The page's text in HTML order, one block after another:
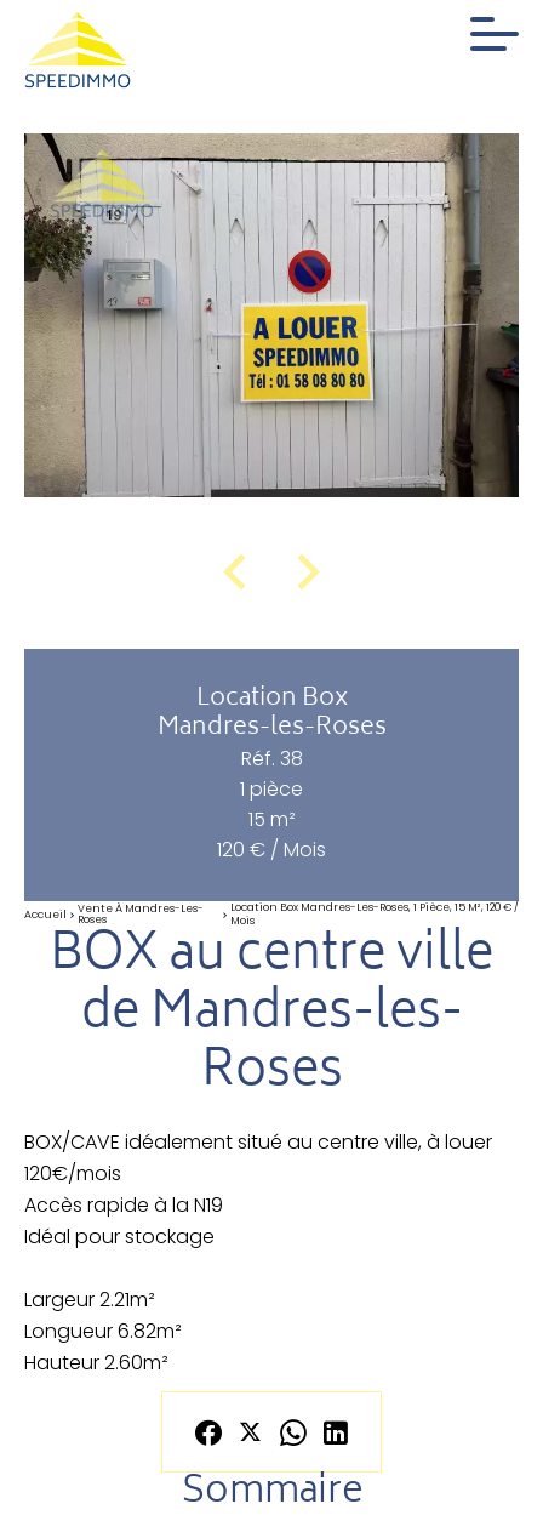
Location Box
Mandres-les-Roses
Réf. 38
1 pièce
15 m²
120 € / Mois
Accueil Vente À Mandres-Les-
Roses
Location Box Mandres-Les-Roses, 1 Pièce, 15 M², 120 € /
Mois
BOX au centre ville
de Mandres-les-
Roses
BOX/CAVE idéalement situé au centre ville, à louer
120€/mois
Accès rapide à la N19
Idéal pour stockage
Largeur 2.21m²
Longueur 6.82m²
Hauteur 2.60m²
Sommaire